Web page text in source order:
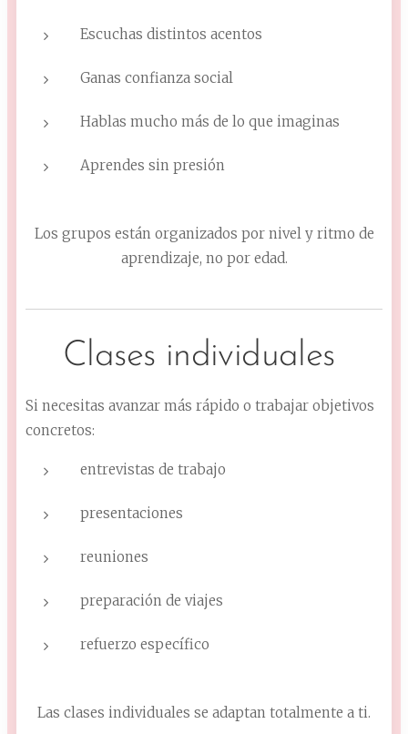
Escuchas distintos acentos
Ganas confianza social
Hablas mucho más de lo que imaginas
Aprendes sin presión
Los grupos están organizados por nivel y ritmo de
aprendizaje, no por edad.
Clases individuales
Si necesitas avanzar más rápido o trabajar objetivos
concretos:
entrevistas de trabajo
presentaciones
reuniones
preparación de viajes
refuerzo específico
Las clases individuales se adaptan totalmente a ti.